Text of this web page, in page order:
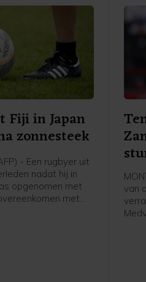
Fiji in Japan
zonnesteek
- Een rugbyer uit
nadat hij in
opgenomen met
met
van